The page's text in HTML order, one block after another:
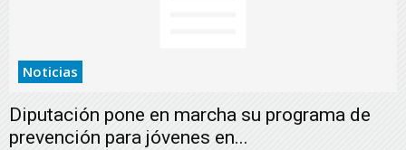
Noticias
Diputación pone en marcha su programa de
prevención para jóvenes en...